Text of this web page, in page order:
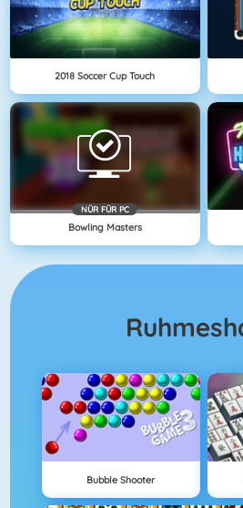
2018 Soccer Cup Touch
NÜR FÜR PC
Bowling Masters
Bubble Shooter